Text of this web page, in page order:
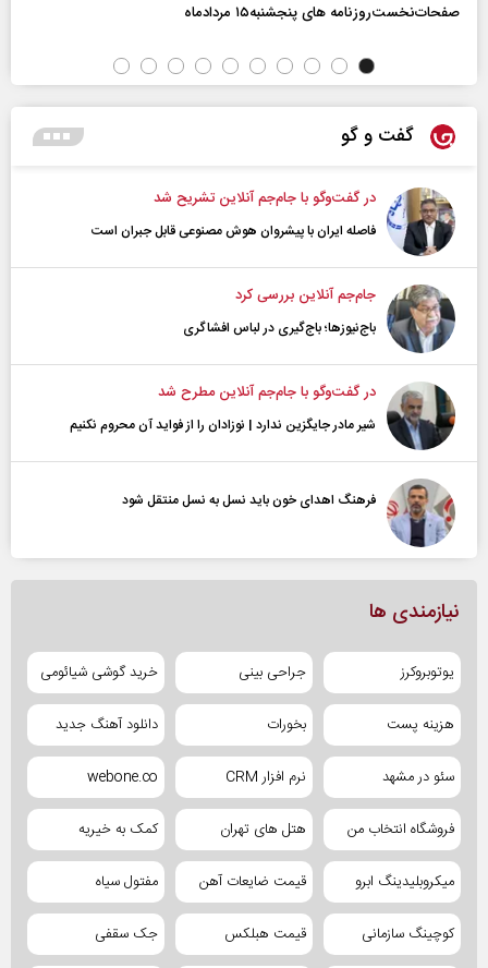
صفحات‌نخست‌روزنامه ها‌ی پنجشنبه‌۱۵ مردادماه
گفت و گو
در گفت‌و‌گو با جام‌جم آنلاین تشریح شد
فاصله ایران با پیشرو‌ان هوش مصنوعی قابل جبران است
جام‌جم آنلاین بررسی کرد
باج‌نیوزها؛ باج‌گیری در لباس افشاگری
در گفت‌و‌گو با جام‌جم آنلاین مطرح شد
شیر مادر جایگزین ندارد | نوزادان را از فواید آن محروم نکنیم
فرهنگ اهدای خون باید نسل به نسل منتقل شود
نیازمندی ها
یوتوبروکرز جراحی بینی خرید گوشی شیائومی
هزینه پست بخورات دانلود آهنگ جدید
سئو در مشهد نرم افزار CRM webone.co
فروشگاه انتخاب من هتل های تهران کمک به خیریه
میکروبلیدینگ ابرو قیمت ضایعات آهن مفتول سیاه
کوچینگ سازمانی قیمت هبلکس جک سقفی